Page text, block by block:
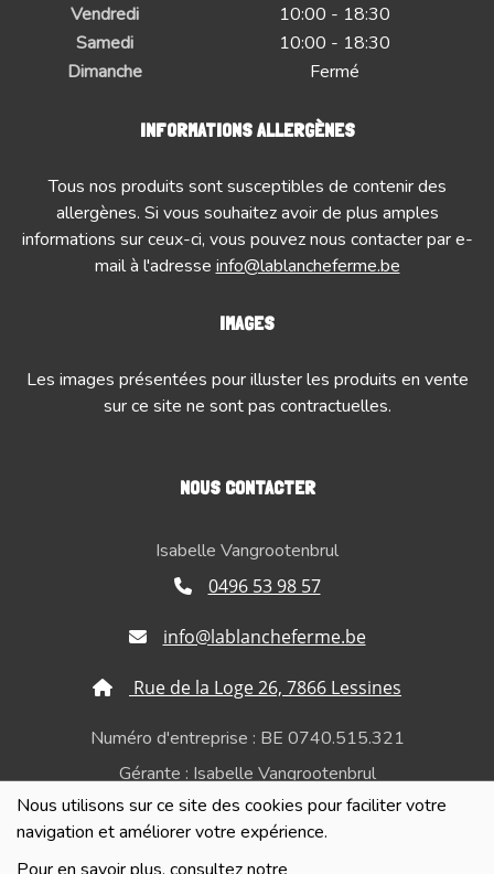
Nous utilisons sur ce site des cookies pour faciliter votre
navigation et améliorer votre expérience.
Vendredi
10:00 - 18:30
Samedi
10:00 - 18:30
Dimanche
Fermé
INFORMATIONS ALLERGÈNES
Tous nos produits sont susceptibles de contenir des
allergènes. Si vous souhaitez avoir de plus amples
informations sur ceux-ci, vous pouvez nous contacter par e-
mail à l'adresse info@lablancheferme.be
IMAGES
Les images présentées pour illuster les produits en vente
sur ce site ne sont pas contractuelles.
NOUS CONTACTER
Isabelle Vangrootenbrul
0496 53 98 57
info@lablancheferme.be
Rue de la Loge 26, 7866 Lessines
Numéro d'entreprise : BE 0740.515.321
Gérante : Isabelle Vangrootenbrul
Politique de confidentialité et de respect de la vie
privée